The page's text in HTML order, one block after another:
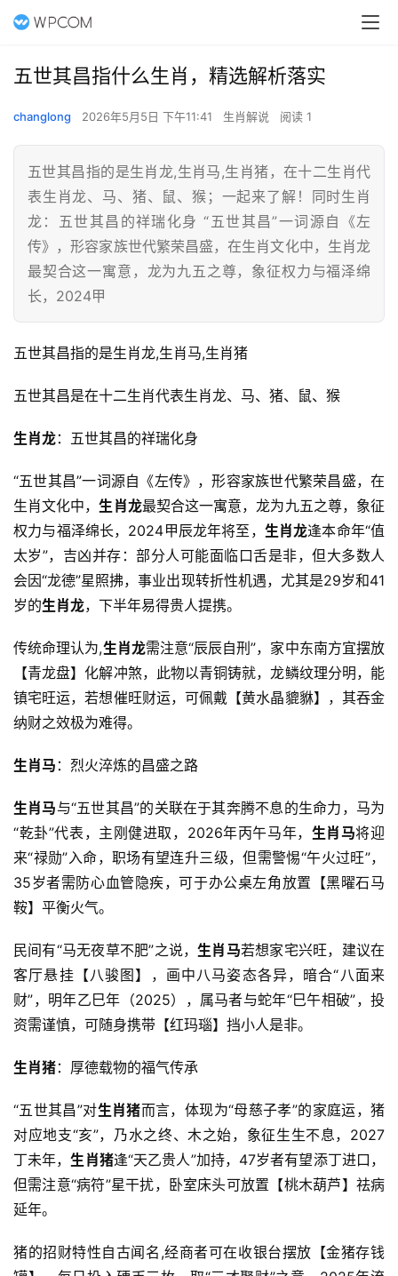
五世其昌指什么生肖，精选解析落实
changlong 2026年5月5日 下午11:41 生肖解说 阅读 1
五世其昌指的是生肖龙,生肖马,生肖猪，在十二生肖代
表生肖龙、马、猪、鼠、猴；一起来了解！同时生肖
龙：五世其昌的祥瑞化身 “五世其昌”一词源自《左
传》，形容家族世代繁荣昌盛，在生肖文化中，生肖龙
最契合这一寓意，龙为九五之尊，象征权力与福泽绵
长，2024甲
五世其昌指的是生肖龙,生肖马,生肖猪
五世其昌是在十二生肖代表生肖龙、马、猪、鼠、猴
生肖龙：五世其昌的祥瑞化身
“五世其昌”一词源自《左传》，形容家族世代繁荣昌盛，在
生肖文化中，生肖龙最契合这一寓意，龙为九五之尊，象征
权力与福泽绵长，2024甲辰龙年将至， 生肖龙逢本命年“值
太岁”，吉凶并存：部分人可能面临口舌是非，但大多数人
会因“龙德”星照拂，事业出现转折性机遇，尤其是29岁和41
岁的生肖龙，下半年易得贵人提携。
传统命理认为,生肖龙需注意“辰辰自刑”，家中东南方宜摆放
【青龙盘】化解冲煞，此物以青铜铸就，龙鳞纹理分明，能
镇宅旺运，若想催旺财运，可佩戴【黄水晶貔貅】，其吞金
纳财之效极为难得。
生肖马 ：烈火淬炼的昌盛之路
生肖马与“五世其昌”的关联在于其奔腾不息的生命力，马为
“乾卦”代表，主刚健进取，2026年丙午马年， 生肖马将迎
来“禄勋”入命，职场有望连升三级，但需警惕“午火过旺”，
35岁者需防心血管隐疾，可于办公桌左角放置【黑曜石马
鞍】平衡火气。
民间有“马无夜草不肥”之说，生肖马若想家宅兴旺，建议在
客厅悬挂【八骏图】，画中八马姿态各异，暗合“八面来
财”，明年乙巳年（2025），属马者与蛇年“巳午相破”，投
资需谨慎，可随身携带【红玛瑙】挡小人是非。
生肖猪：厚德载物的福气传承
“五世其昌”对生肖猪而言，体现为“母慈子孝”的家庭运，猪
对应地支“亥”，乃水之终、木之始，象征生生不息，2027
丁未年，生肖猪逢“天乙贵人”加持，47岁者有望添丁进口，
但需注意“病符”星干扰，卧室床头可放置【桃木葫芦】祛病
延年。
猪的招财特性自古闻名,经商者可在收银台摆放【金猪存钱